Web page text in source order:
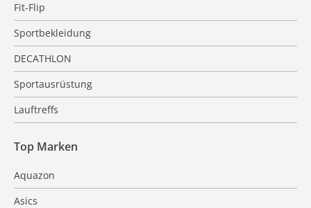
Fit-Flip
Sportbekleidung
DECATHLON
Sportausrüstung
Lauftreffs
Top Marken
Aquazon
Asics